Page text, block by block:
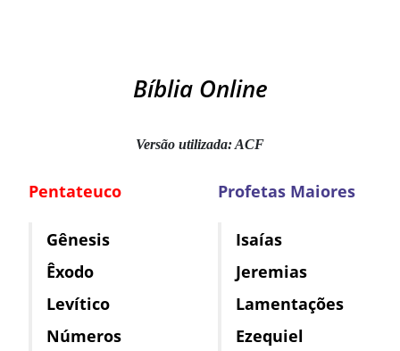
Bíblia Online
Versão utilizada: ACF
Pentateuco
Gênesis
Êxodo
Levítico
Números
Profetas Maiores
Isaías
Jeremias
Lamentações
Ezequiel